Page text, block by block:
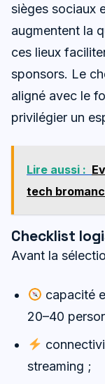
sièges sociaux
augmentent la
ces lieux
sponsors. Le
aligné avec le
privilégier un
Lire aussi :
tech
Checklist
Avant la
capacité
20–40
streaming ;